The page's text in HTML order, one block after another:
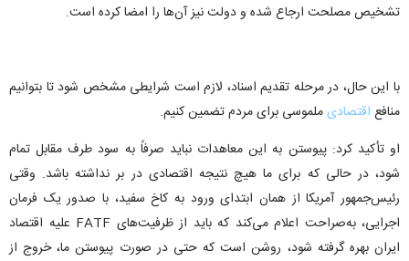
تشخیص مصلحت ارجاع شده و دولت نیز آن‌ها را امضا کرده است.
با این حال، در مرحله تقدیم اسناد، لازم است شرایطی مشخص شود تا بتوانیم
منافع اقتصادیملموسی برای مردم تضمین کنیم.
او تأکید کرد: پیوستن به این معاهدات نباید صرفاً به سود طرف مقابل تمام
شود، در حالی که برای ما هیچ نتیجه اقتصادی در بر نداشته باشد. وقتی
رئیس‌جمهور آمریکا از همان ابتدای ورود به کاخ سفید، با صدور یک فرمان
اجرایی، به‌صراحت اعلام می‌کند که باید از ظرفیت‌های FATF علیه اقتصاد
ایران بهره گرفته شود، روشن است که حتی در صورت پیوستن ما، خروج از